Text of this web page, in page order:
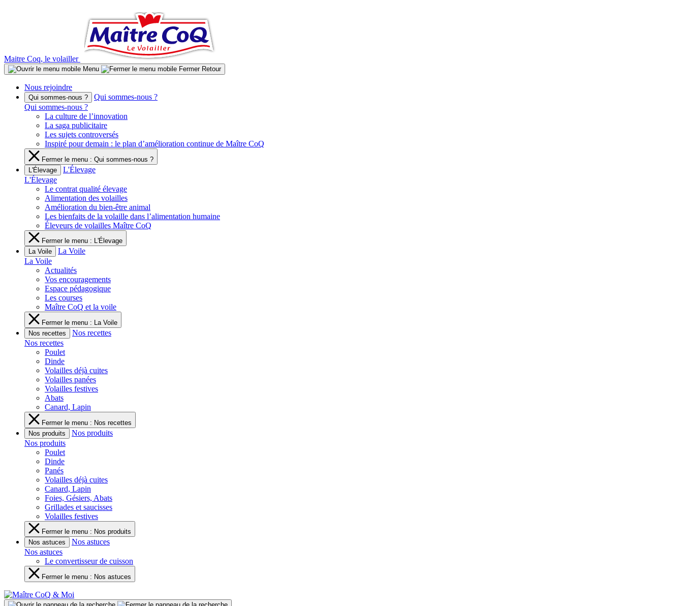
Maitre Coq, le volailler
Menu Fermer Retour
Nous rejoindre
Qui sommes-nous ?
Qui sommes-nous ?
Qui sommes-nous ?
La culture de l’innovation
La saga publicitaire
Les sujets controversés
Inspiré pour demain : le plan d’amélioration continue de Maître CoQ
Fermer le menu : Qui sommes-nous ?
L'Élevage
L'Élevage
L'Élevage
Le contrat qualité élevage
Alimentation des volailles
Amélioration du bien-être animal
Les bienfaits de la volaille dans l’alimentation humaine
Éleveurs de volailles Maître CoQ
Fermer le menu : L'Élevage
La Voile
La Voile
La Voile
Actualités
Vos encouragements
Espace pédagogique
Les courses
Maître CoQ et la voile
Fermer le menu : La Voile
Nos recettes
Nos recettes
Nos recettes
Poulet
Dinde
Volailles déjà cuites
Volailles panées
Volailles festives
Abats
Canard, Lapin
Fermer le menu : Nos recettes
Nos produits
Nos produits
Nos produits
Poulet
Dinde
Panés
Volailles déjà cuites
Canard, Lapin
Foies, Gésiers, Abats
Grillades et saucisses
Volailles festives
Fermer le menu : Nos produits
Nos astuces
Nos astuces
Nos astuces
Le convertisseur de cuisson
Fermer le menu : Nos astuces